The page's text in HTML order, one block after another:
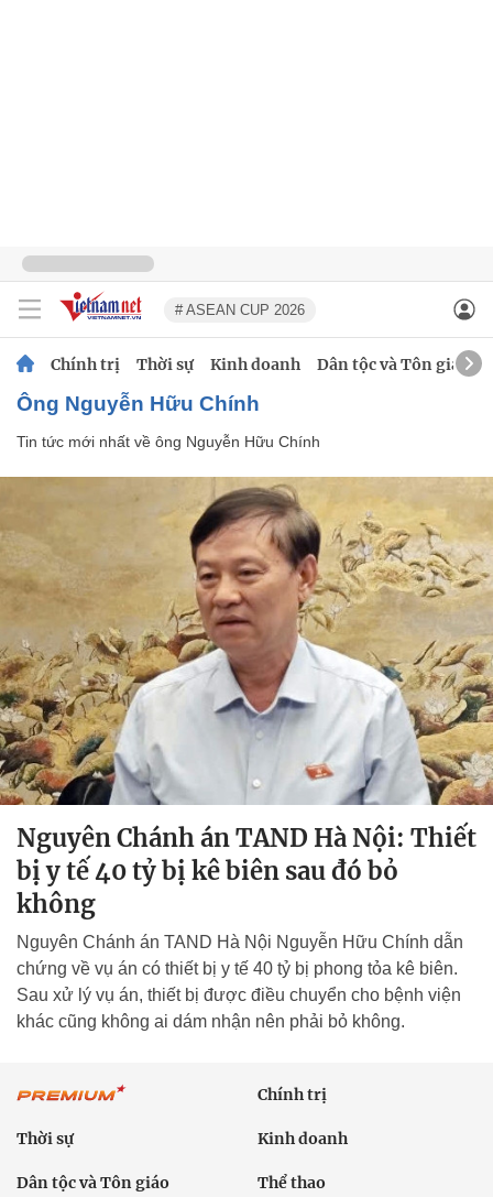
# ASEAN CUP 2026
Chính trị Thời sự Kinh doanh Dân tộc và Tôn giáo
ông Nguyễn Hữu Chính
Tin tức mới nhất về ông Nguyễn Hữu Chính
Nguyên Chánh án TAND Hà Nội: Thiết
bị y tế 40 tỷ bị kê biên sau đó bỏ
không
Nguyên Chánh án TAND Hà Nội Nguyễn Hữu Chính dẫn
chứng về vụ án có thiết bị y tế 40 tỷ bị phong tỏa kê biên.
Sau xử lý vụ án, thiết bị được điều chuyển cho bệnh viện
khác cũng không ai dám nhận nên phải bỏ không.
Chính trị
Thời sự Kinh doanh
Dân tộc và Tôn giáo Thể thao